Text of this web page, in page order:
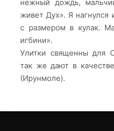
нежный дождь,
живет Дух». Я нагнулся
с размером в кулак.
игбини».
Улитки священны для
так же дают в
(Ирунмоле).